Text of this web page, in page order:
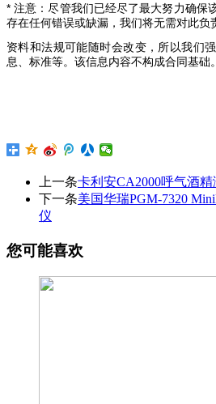
* 注意：尽管我们已经尽了最大努力确保
存在任何错误或缺漏，我们将无需对此负
资料和法规可能随时会改变，所以我们
息、标准等。该信息内容不构成合同基础。
上一条卡利安CA2000呼气酒精
下一条美国华瑞PGM-7320
仪
您可能喜欢